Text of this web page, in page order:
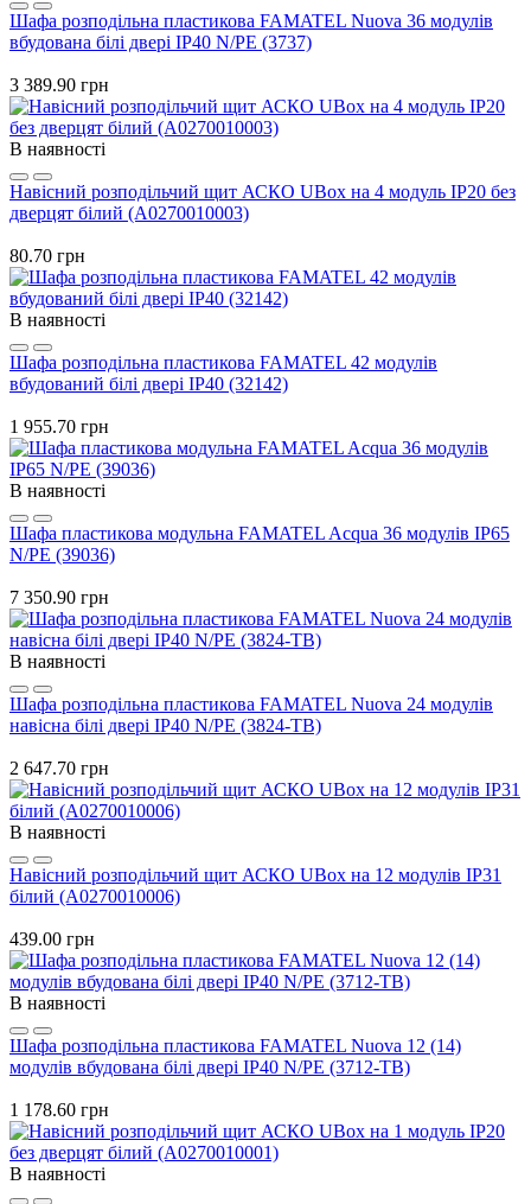
Шафа розподільна пластикова FAMATEL Nuova 36 модулів
вбудована білі двері IP40 N/PE (3737)
3 389.90 грн
В наявності
Навісний розподільчий щит АСКО UBox на 4 модуль IP20 без
дверцят білий (A0270010003)
80.70 грн
В наявності
Шафа розподільна пластикова FAMATEL 42 модулів
вбудований білі двері IP40 (32142)
1 955.70 грн
В наявності
Шафа пластикова модульна FAMATEL Acqua 36 модулів IP65
N/PE (39036)
7 350.90 грн
В наявності
Шафа розподільна пластикова FAMATEL Nuova 24 модулів
навісна білі двері IP40 N/PE (3824-TB)
2 647.70 грн
В наявності
Навісний розподільчий щит АСКО UBox на 12 модулів IP31
білий (A0270010006)
439.00 грн
В наявності
Шафа розподільна пластикова FAMATEL Nuova 12 (14)
модулів вбудована білі двері IP40 N/PE (3712-TB)
1 178.60 грн
В наявності